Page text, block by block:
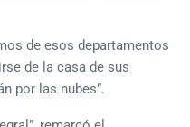
de esos departamentos
de la casa de sus
por las nubes”.